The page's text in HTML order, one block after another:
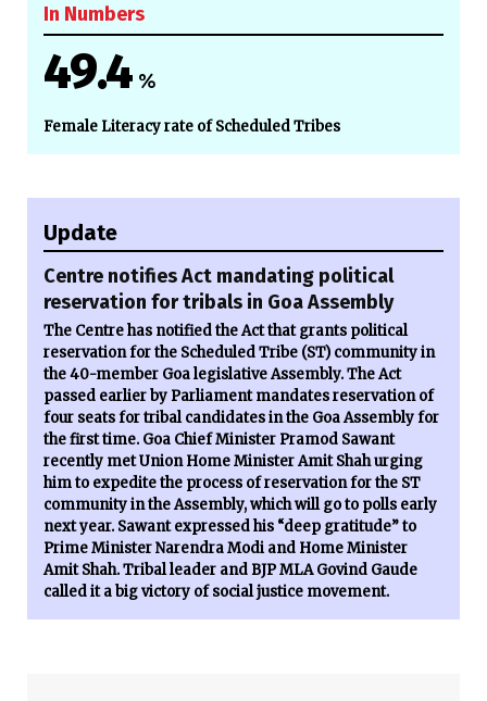
In Numbers
49.4 %
Female Literacy rate of Scheduled Tribes
Update
Centre notifies Act mandating political
reservation for tribals in Goa Assembly
The Centre has notified the Act that grants political
reservation for the Scheduled Tribe (ST) community in
the 40-member Goa legislative Assembly. The Act
passed earlier by Parliament mandates reservation of
four seats for tribal candidates in the Goa Assembly for
the first time. Goa Chief Minister Pramod Sawant
recently met Union Home Minister Amit Shah urging
him to expedite the process of reservation for the ST
community in the Assembly, which will go to polls early
next year. Sawant expressed his “deep gratitude” to
Prime Minister Narendra Modi and Home Minister
Amit Shah. Tribal leader and BJP MLA Govind Gaude
called it a big victory of social justice movement.